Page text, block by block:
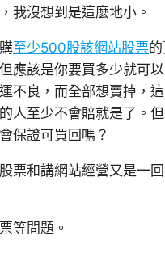
我沒想到是這麼地小。
至少500股該網站股票
應該是你要買多少就可
不良，而全部想賣掉，
人至少不會賠就是了。
保證可買回嗎？
票和講網站經營又是一
等問題。